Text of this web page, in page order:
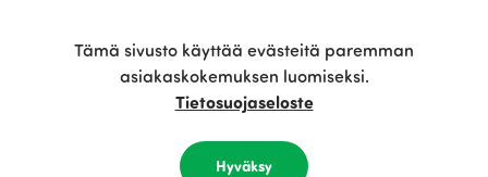
Tämä sivusto käyttää evästeitä paremman
asiakaskokemuksen luomiseksi.
Tietosuojaseloste
Hyväksy